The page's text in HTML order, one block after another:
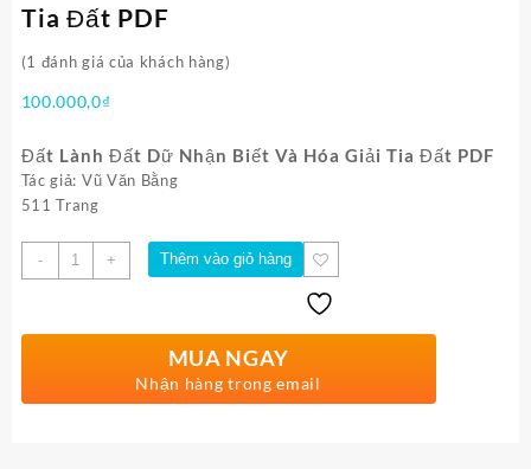
Tia Đất PDF
(1 đánh giá của khách hàng)
100.000,0₫
Đất Lành Đất Dữ Nhận Biết Và Hóa Giải Tia Đất PDF
Tác giả: Vũ Văn Bằng
511 Trang
-
Số
lượng
+ Thêm vào giỏ hàng
MUA NGAY
Nhận hàng trong email